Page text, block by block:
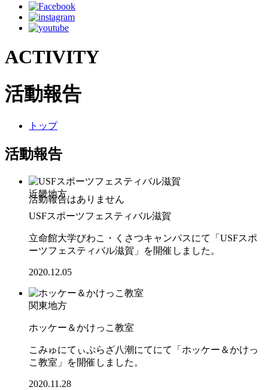
ACTIVITY
活動報告
トップ
活動報告
近畿地方
USFスポーツフェスティバル滋賀
立命館大学びわこ・くさつキャンパスにて「USFスポ
ーツフェスティバル滋賀」を開催しました。
2020.12.05
関東地方
ホッケー＆かけっこ教室
こみゅにてぃぷらざ八潮にてにて「ホッケー＆かけっ
こ教室」を開催しました。
2020.11.28